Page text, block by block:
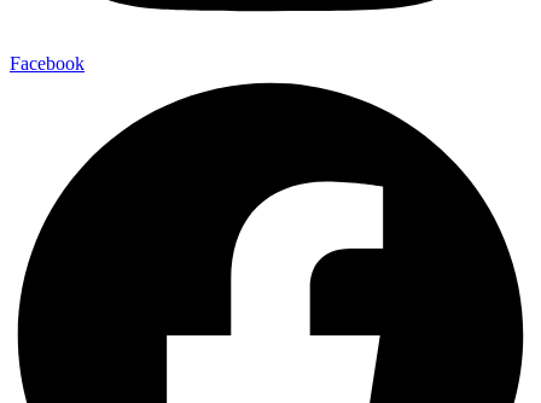
Facebook